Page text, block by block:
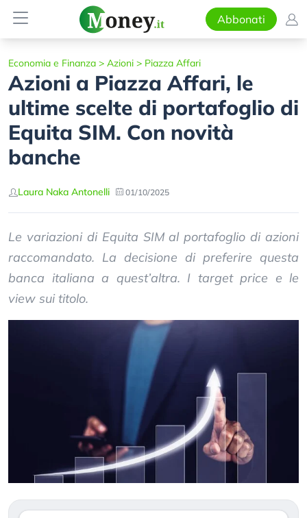
Abbonati
Economia e Finanza > Azioni > Piazza Affari
Azioni a Piazza Affari, le
ultime scelte di portafoglio di
Equita SIM. Con novità
banche
Laura Naka Antonelli 01/10/2025
Le variazioni di Equita SIM al portafoglio di azioni
raccomandato. La decisione di preferire questa
banca italiana a quest’altra. I target price e le
view sui titolo.